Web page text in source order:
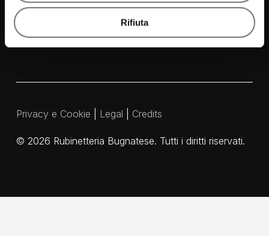
Rifiuta
Agenti
Privacy e Cookie Legal Credits
© 2026 Rubinetteria Bugnatese. Tutti i diritti riservati.